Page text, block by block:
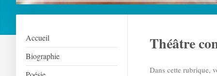
Accueil
Biographie
Théâtre
Dans cette rubrique,